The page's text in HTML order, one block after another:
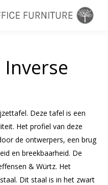
Deze tafel is een
Het profiel van deze
de ontwerpers, een brug
en breekbaarheid. De
& Würtz. Het
Dit staal is in het zwart